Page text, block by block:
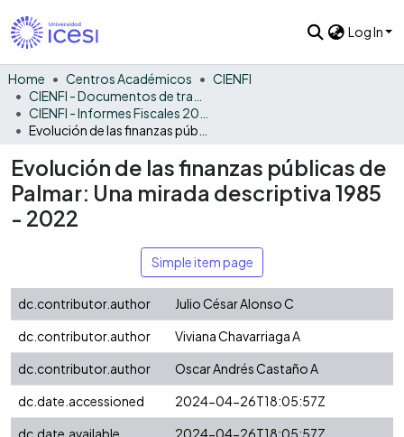
Log In
Home Centros Académicos
CIENFI
Evolución de las finanzas públicas de
Palmar: Una mirada descriptiva 1985
- 2022
Simple item page
dc.contributor.author
Julio César Alonso C
dc.contributor.author
Viviana Chavarriaga A
dc.contributor.author
Oscar Andrés Castaño A
dc.date.accessioned
2024-04-26T18:05:57Z
dc.date.available
2024-04-26T18:05:57Z